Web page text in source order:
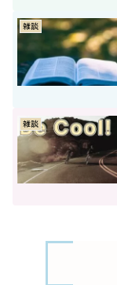
雑談
雑談